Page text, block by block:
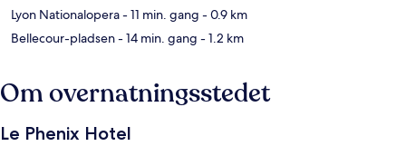
Lyon Nationalopera- 11 min. gang - 0.9 km
Bellecour-pladsen- 14 min. gang - 1.2 km
Om overnatningsstedet
Le Phenix Hotel